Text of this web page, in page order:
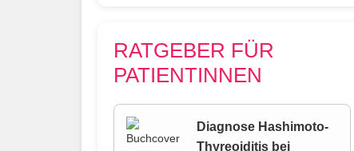
RATGEBER FÜR
PATIENTINNEN
Diagnose Hashimoto-
Thyreoiditis bei